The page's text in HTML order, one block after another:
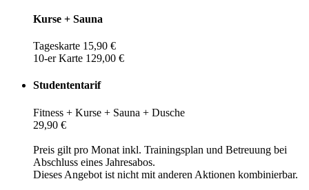
Kurse + Sauna
Tageskarte 15,90 €
10-er Karte 129,00 €
Studententarif
Fitness + Kurse + Sauna + Dusche
29,90 €
Preis gilt pro Monat inkl. Trainingsplan und Betreuung bei
Abschluss eines Jahresabos.
Dieses Angebot ist nicht mit anderen Aktionen kombinierbar.